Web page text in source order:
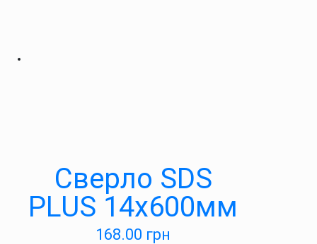
Сверло SDS
PLUS 14х600мм
168.00 грн